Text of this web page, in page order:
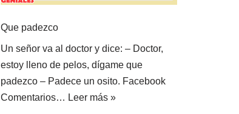
Que padezco
Un señor va al doctor y dice: – Doctor,
estoy lleno de pelos, dígame que
padezco – Padece un osito. Facebook
Comentarios… Leer más »